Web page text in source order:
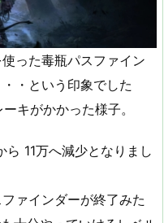
った毒瓶パスファイン
・という印象でした
キがかかった様子。
11万へ減少となりまし
ァインダーが終了みた